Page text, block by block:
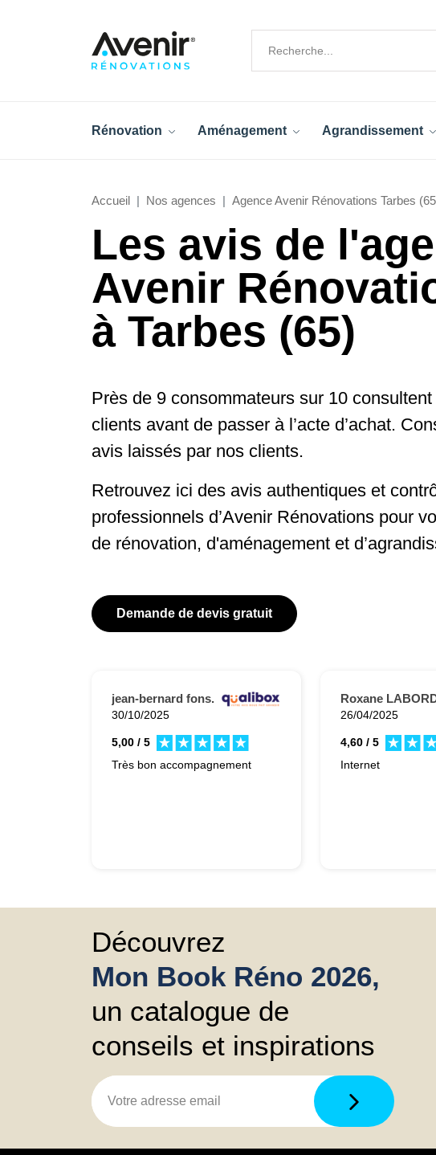
Rénovation Aménagement Agrandissement
Accueil Nos agences Agence Avenir Rénovations Tarbes
Les avis de
Avenir
à Tarbes (65)
Près de 9 consommateurs sur 10
clients avant de passer à l’acte d’achat.
avis laissés par nos clients.
Retrouvez ici des avis authentiques et
professionnels d’Avenir Rénovations pour
de rénovation, d'aménagement et
Demande de devis gratuit
jean-bernard fons.
30/10/2025
5,00 / 5
Très bon accompagnement
Roxane
26/04/2025
4,60 / 5
Internet
Découvrez
Mon Book Réno 2026,
un catalogue de
conseils et inspirations